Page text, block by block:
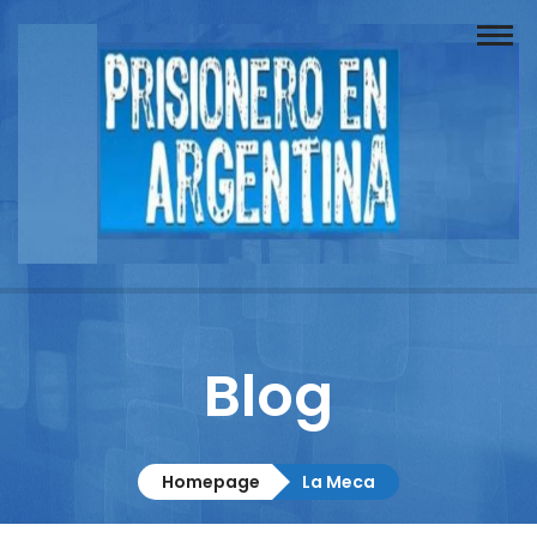
Buscador
Documentos
Contacto
Blog
Homepage La Meca